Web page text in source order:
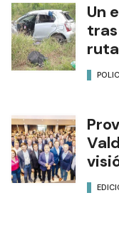
Un